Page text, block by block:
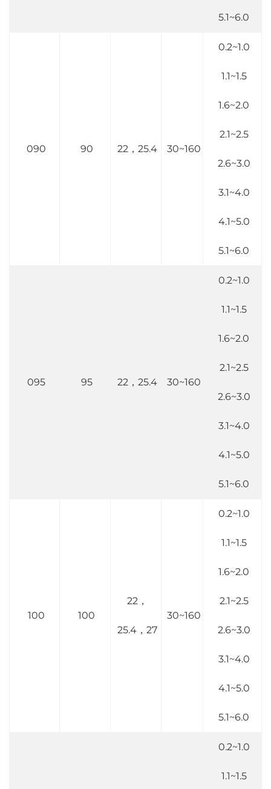
5.1~6.0
090 90 22，25.4 30~160
0.2~1.0
1.1~1.5
1.6~2.0
2.1~2.5
2.6~3.0
3.1~4.0
4.1~5.0
5.1~6.0
095 95 22，25.4 30~160
0.2~1.0
1.1~1.5
1.6~2.0
2.1~2.5
2.6~3.0
3.1~4.0
4.1~5.0
5.1~6.0
100 100
22，
25.4，27
30~160
0.2~1.0
1.1~1.5
1.6~2.0
2.1~2.5
2.6~3.0
3.1~4.0
4.1~5.0
5.1~6.0
0.2~1.0
1.1~1.5